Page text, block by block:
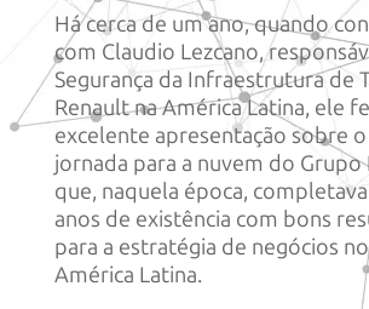
Há cerca de um ano, quando
com Claudio Lezcano,
Segurança da Infraestrutura de
Renault na América Latina, ele
excelente apresentação sobre
jornada para a nuvem do Grupo
que, naquela época,
anos de existência com bons
para a estratégia de negócios
América Latina.